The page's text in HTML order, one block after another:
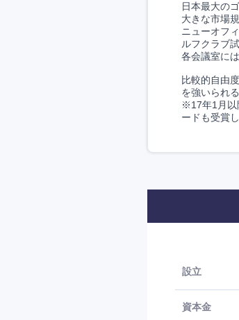
日本最大の
大きな市場
ニューオフ
ルフクラブ
各会議室に
比較的自由
を強いられ
※17年1月以
ードも受賞
設立
資本金